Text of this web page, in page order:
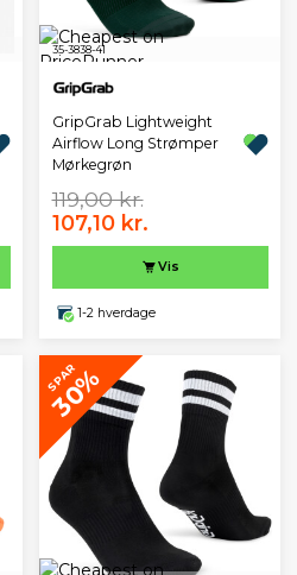
35-3838-41
GripGrab Lightweight
Airflow Long Strømper
Mørkegrøn
119,00 kr.
107,10 kr.
Vis
1-2 hverdage
SPAR
30%